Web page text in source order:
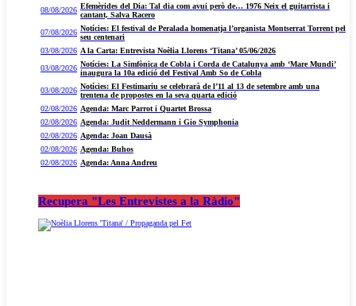
08/08/2026 Efemèrides del Dia: Tal dia com avui però de… 1976 Neix el guitarrista i
cantant, Salva Racero
07/08/2026 Notícies: El festival de Peralada homenatja l’organista Montserrat Torrent pel
seu centenari
03/08/2026 A la Carta: Entrevista Noèlia Llorens ‘Titana’ 05/06/2026
03/08/2026 Notícies: La Simfònica de Cobla i Corda de Catalunya amb ‘Mare Mundi’
inaugura la 10a edició del Festival Amb So de Cobla
03/08/2026 Notícies: El Festimariu se celebrarà de l’11 al 13 de setembre amb una
trentena de propostes en la seva quarta edició
02/08/2026 Agenda: Marc Parrot i Quartet Brossa
02/08/2026 Agenda: Judit Neddermann i Gio Symphonia
02/08/2026 Agenda: Joan Dausà
02/08/2026 Agenda: Buhos
02/08/2026 Agenda: Anna Andreu
Recupera "Les Entrevistes a la Ràdio"